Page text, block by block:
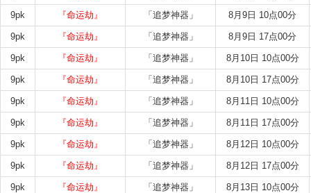
9pk 『命运劫』 「追梦神器」 8月9日 10点00分
9pk 『命运劫』 「追梦神器」 8月9日 17点00分
9pk 『命运劫』 「追梦神器」 8月10日 10点00分
9pk 『命运劫』 「追梦神器」 8月10日 17点00分
9pk 『命运劫』 「追梦神器」 8月11日 10点00分
9pk 『命运劫』 「追梦神器」 8月11日 17点00分
9pk 『命运劫』 「追梦神器」 8月12日 10点00分
9pk 『命运劫』 「追梦神器」 8月12日 17点00分
9pk 『命运劫』 「追梦神器」 8月13日 10点00分